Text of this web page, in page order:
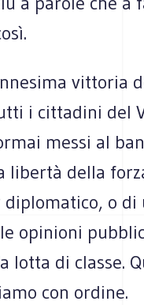
vittoria
i cittadini del
messi al
libertà della
o di
opinioni
lotta di classe.
con ordine.